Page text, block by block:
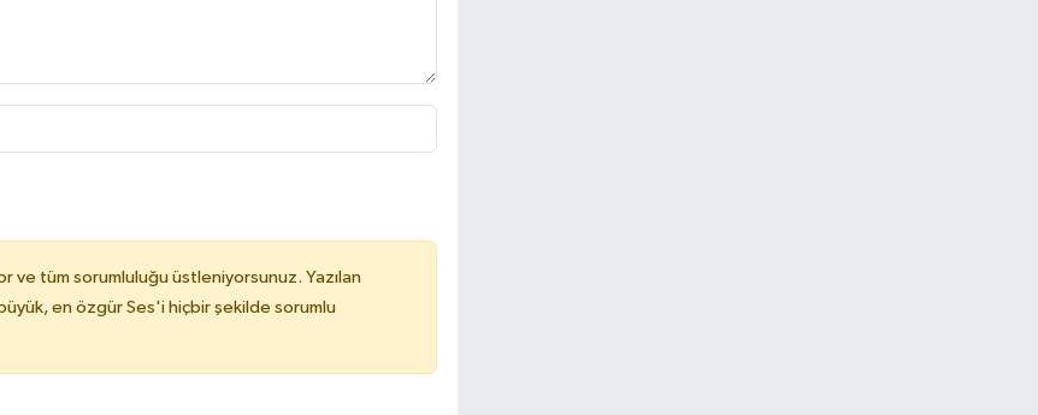
ve tüm sorumluluğu üstleniyorsunuz. Yazılan
en özgür Ses'i hiçbir şekilde sorumlu